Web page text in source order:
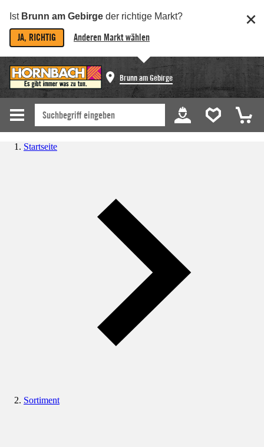
Ist Brunn am Gebirge der richtige Markt?
JA, RICHTIG Anderen Markt wählen
Brunn am Gebirge
Startseite
Sortiment